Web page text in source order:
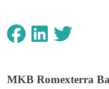
MKB Romexterra